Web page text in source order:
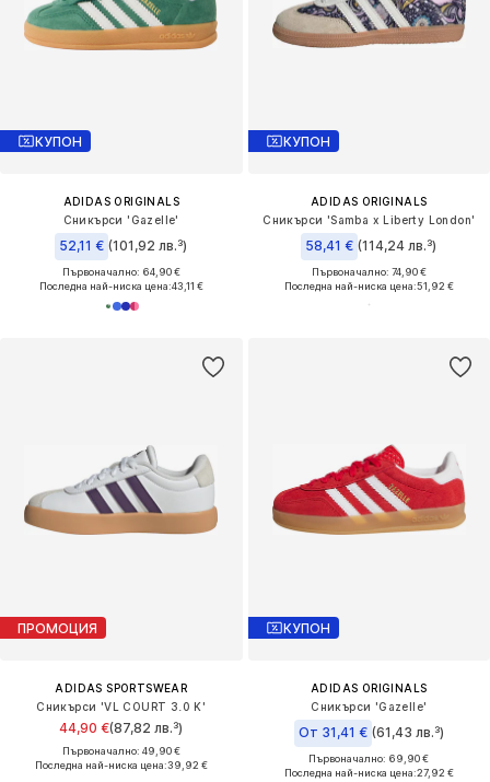
КУПОН
ADIDAS ORIGINALS
Сникърси 'Gazelle'
52,11 € (101,92 лв.³)
Първоначално: 64,90 €
Последна най-ниска цена:43,11 €
КУПОН
ADIDAS ORIGINALS
Сникърси 'Samba x Liberty London'
58,41 € (114,24 лв.³)
Първоначално: 74,90 €
Последна най-ниска цена:51,92 €
ПРОМОЦИЯ
ADIDAS SPORTSWEAR
Сникърси 'VL COURT 3.0 K'
44,90 €(87,82 лв.³)
Първоначално: 49,90 €
Последна най-ниска цена:39,92 €
КУПОН
ADIDAS ORIGINALS
Сникърси 'Gazelle'
От 31,41 € (61,43 лв.³)
Първоначално: 69,90 €
Последна най-ниска цена:27,92 €